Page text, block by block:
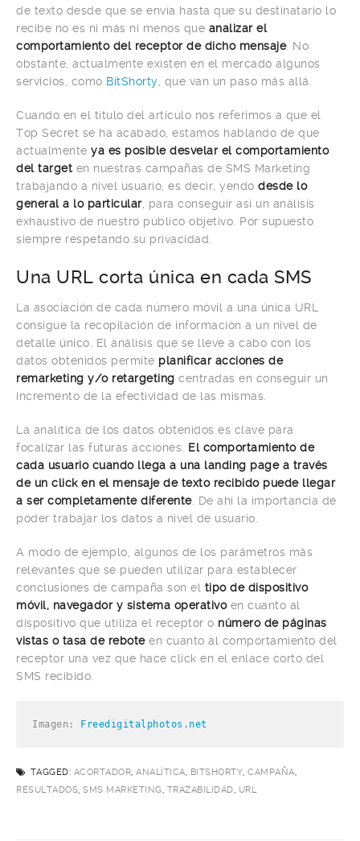
de texto desde que se envía hasta que su destinatario lo
recibe no es ni más ni menos que analizar el
comportamiento del receptor de dicho mensaje. No
obstante, actualmente existen en el mercado algunos
servicios, como BitShorty , que van un paso más allá.
Cuando en el título del artículo nos referimos a que el
Top Secret se ha acabado, estamos hablando de que
actualmente ya es posible desvelar el comportamiento
del target en nuestras campañas de SMS Marketing
trabajando a nivel usuario, es decir, yendo desde lo
general a lo particular, para conseguir así un análisis
exhaustivo de nuestro público objetivo. Por supuesto
siempre respetando su privacidad.
Una URL corta única en cada SMS
La asociación de cada número móvil a una única URL
consigue la recopilación de información a un nivel de
detalle único. El análisis que se lleve a cabo con los
datos obtenidos permite planificar acciones de
remarketing y/o retargeting centradas en conseguir un
incremento de la efectividad de las mismas.
La analítica de los datos obtenidos es clave para
focalizar las futuras acciones. El comportamiento de
cada usuario cuando llega a una landing page a través
de un click en el mensaje de texto recibido puede llegar
a ser completamente diferente. De ahí la importancia de
poder trabajar los datos a nivel de usuario.
A modo de ejemplo, algunos de los parámetros más
relevantes que se pueden utilizar para establecer
conclusiones de campaña son el tipo de dispositivo
móvil, navegador y sistema operativoen cuanto al
dispositivo que utiliza el receptor o número de páginas
vistas o tasa de reboteen cuanto al comportamiento del
receptor una vez que hace click en el enlace corto del
SMS recibido.
Imagen: Freedigitalphotos.net
TAGGED: ACORTADOR, ANALÍTICA, BITSHORTY, CAMPAÑA,
RESULTADOS, SMS MARKETING, TRAZABILIDAD, URL